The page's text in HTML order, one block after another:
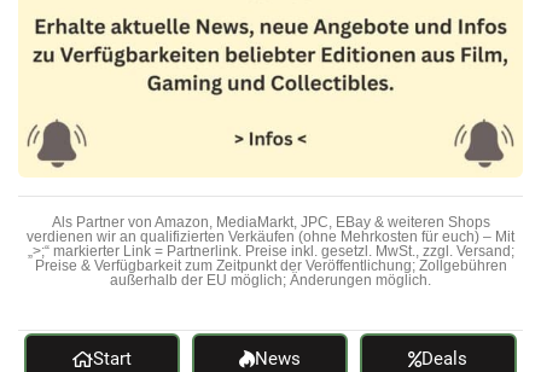
Als Partner von Amazon, MediaMarkt, JPC, EBay & weiteren Shops
verdienen wir an qualifizierten Verkäufen (ohne Mehrkosten für euch) – Mit
„>;“ markierter Link = Partnerlink. Preise inkl. gesetzl. MwSt., zzgl. Versand;
Preise & Verfügbarkeit zum Zeitpunkt der Veröffentlichung; Zollgebühren
außerhalb der EU möglich; Änderungen möglich.
Start News Deals